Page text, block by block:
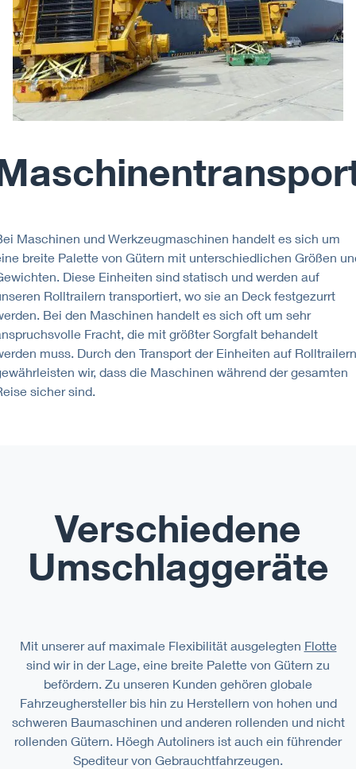
Maschinen und Werkzeugmaschinen handelt es sich um
breite Palette von Gütern mit unterschiedlichen Größen
Diese Einheiten sind statisch und werden auf
Rolltrailern transportiert, wo sie an Deck festgezurrt
Bei den Maschinen handelt es sich oft um sehr
Fracht, die mit größter Sorgfalt behandelt
muss. Durch den Transport der Einheiten auf Rolltrailern
wir, dass die Maschinen während der gesamten
sicher sind.
Verschiedene
Umschlaggeräte
Mit unserer auf maximale Flexibilität ausgelegten Flotte
sind wir in der Lage, eine breite Palette von Gütern zu
befördern. Zu unseren Kunden gehören globale
Fahrzeughersteller bis hin zu Herstellern von hohen und
schweren Baumaschinen und anderen rollenden und nicht
rollenden Gütern. Höegh Autoliners ist auch ein führender
Spediteur von Gebrauchtfahrzeugen.